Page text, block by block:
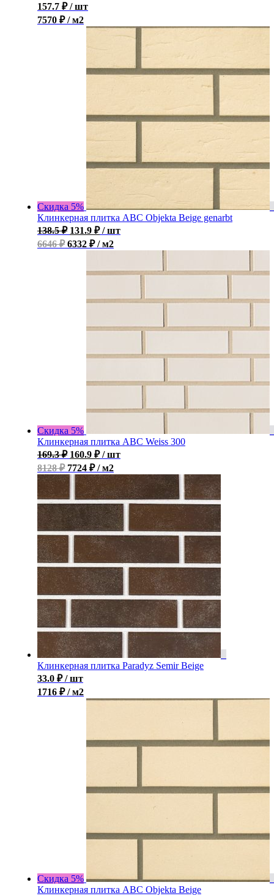
157.7 ₽ / шт
7570 ₽ / м2
Скидка 5%
Клинкерная плитка ABC Objekta Beige genarbt
138.5₽ 131.9 ₽ / шт
6646 ₽6332 ₽ / м2
Скидка 5%
Клинкерная плитка ABC Weiss 300
169.3₽ 160.9 ₽ / шт
8128 ₽7724 ₽ / м2
Клинкерная плитка Paradyz Semir Beige
33.0 ₽ / шт
1716 ₽ / м2
Скидка 5%
Клинкерная плитка ABC Objekta Beige